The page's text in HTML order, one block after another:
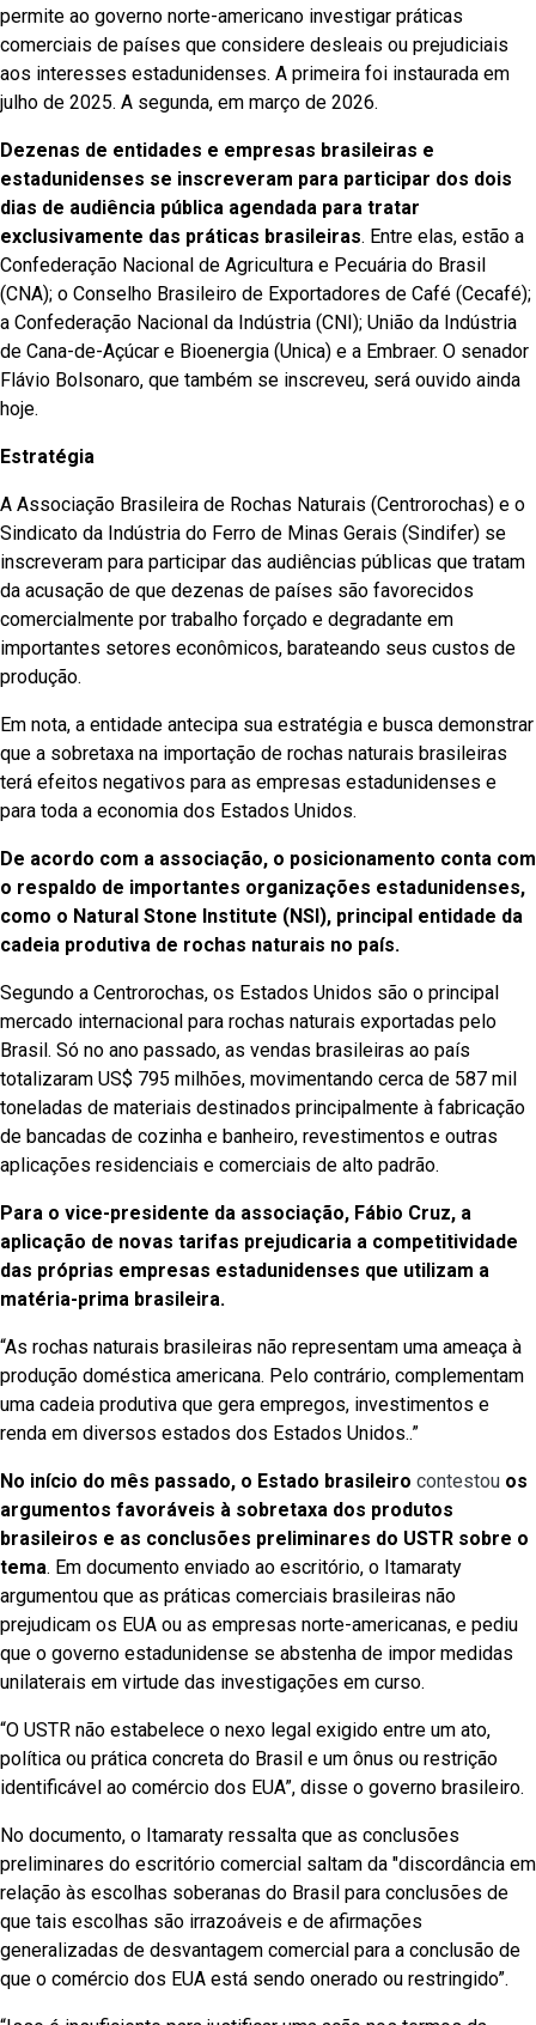
permite ao governo norte-americano investigar práticas
comerciais de países que considere desleais ou prejudiciais
aos interesses estadunidenses. A primeira foi instaurada em
julho de 2025. A segunda, em março de 2026.
Dezenas de entidades e empresas brasileiras e
estadunidenses se inscreveram para participar dos dois
dias de audiência pública agendada para tratar
exclusivamente das práticas brasileiras. Entre elas, estão a
Confederação Nacional de Agricultura e Pecuária do Brasil
(CNA); o Conselho Brasileiro de Exportadores de Café (Cecafé);
a Confederação Nacional da Indústria (CNI); União da Indústria
de Cana-de-Açúcar e Bioenergia (Unica) e a Embraer. O senador
Flávio Bolsonaro, que também se inscreveu, será ouvido ainda
hoje.
Estratégia
A Associação Brasileira de Rochas Naturais (Centrorochas) e o
Sindicato da Indústria do Ferro de Minas Gerais (Sindifer) se
inscreveram para participar das audiências públicas que tratam
da acusação de que dezenas de países são favorecidos
comercialmente por trabalho forçado e degradante em
importantes setores econômicos, barateando seus custos de
produção.
Em nota, a entidade antecipa sua estratégia e busca demonstrar
que a sobretaxa na importação de rochas naturais brasileiras
terá efeitos negativos para as empresas estadunidenses e
para toda a economia dos Estados Unidos.
De acordo com a associação, o posicionamento conta com
o respaldo de importantes organizações estadunidenses,
como o Natural Stone Institute (NSI), principal entidade da
cadeia produtiva de rochas naturais no país.
Segundo a Centrorochas, os Estados Unidos são o principal
mercado internacional para rochas naturais exportadas pelo
Brasil. Só no ano passado, as vendas brasileiras ao país
totalizaram US$ 795 milhões, movimentando cerca de 587 mil
toneladas de materiais destinados principalmente à fabricação
de bancadas de cozinha e banheiro, revestimentos e outras
aplicações residenciais e comerciais de alto padrão.
Para o vice-presidente da associação, Fábio Cruz, a
aplicação de novas tarifas prejudicaria a competitividade
das próprias empresas estadunidenses que utilizam a
matéria-prima brasileira.
“As rochas naturais brasileiras não representam uma ameaça à
produção doméstica americana. Pelo contrário, complementam
uma cadeia produtiva que gera empregos, investimentos e
renda em diversos estados dos Estados Unidos..”
No início do mês passado, o Estado brasileiro contestou os
argumentos favoráveis à sobretaxa dos produtos
brasileiros e as conclusões preliminares do USTR sobre o
tema. Em documento enviado ao escritório, o Itamaraty
argumentou que as práticas comerciais brasileiras não
prejudicam os EUA ou as empresas norte-americanas, e pediu
que o governo estadunidense se abstenha de impor medidas
unilaterais em virtude das investigações em curso.
“O USTR não estabelece o nexo legal exigido entre um ato,
política ou prática concreta do Brasil e um ônus ou restrição
identificável ao comércio dos EUA”, disse o governo brasileiro.
No documento, o Itamaraty ressalta que as conclusões
preliminares do escritório comercial saltam da "discordância em
relação às escolhas soberanas do Brasil para conclusões de
que tais escolhas são irrazoáveis e de afirmações
generalizadas de desvantagem comercial para a conclusão de
que o comércio dos EUA está sendo onerado ou restringido”.